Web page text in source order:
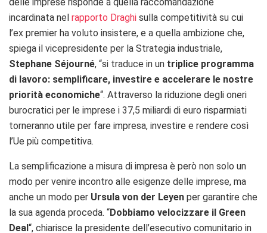
delle imprese risponde a quella raccomandazione
incardinata nel rapporto Draghi sulla competitività su cui
l’ex premier ha voluto insistere, e a quella ambizione che,
spiega il vicepresidente per la Strategia industriale,
Stephane Séjourné, “si traduce in un triplice programma
di lavoro: semplificare, investire e accelerare le nostre
priorità economiche“. Attraverso la riduzione degli oneri
burocratici per le imprese i 37,5 miliardi di euro risparmiati
torneranno utile per fare impresa, investire e rendere così
l’Ue più competitiva.
La semplificazione a misura di impresa è però non solo un
modo per venire incontro alle esigenze delle imprese, ma
anche un modo per Ursula von der Leyen per garantire che
la sua agenda proceda. “Dobbiamo velocizzare il Green
Deal “, chiarisce la presidente dell’esecutivo comunitario in